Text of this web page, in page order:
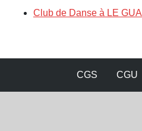
Club de Danse à LE GUA
CGS CGU